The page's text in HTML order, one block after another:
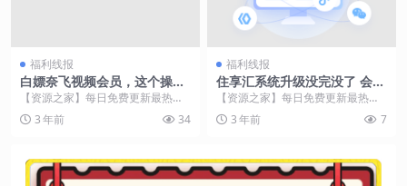
福利线报
白嫖奈飞视频会员，这个操作
你值得学习
【资源之家】每日免费更新最热门
的副业项目资源 相信大家如果看过
奈飞网剧，那你们一...
3 年前 34
福利线报
住享汇系统升级没完没了 会员
福利无法兑现
【资源之家】每日免费更新最热门
的副业项目资源 央广网北京9月26
日消息 据中央广...
3 年前 7